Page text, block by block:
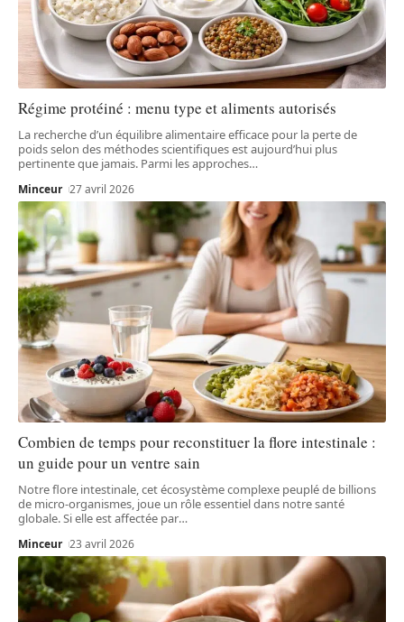
Régime protéiné : menu type et aliments autorisés
La recherche d’un équilibre alimentaire efficace pour la perte de
poids selon des méthodes scientifiques est aujourd’hui plus
pertinente que jamais. Parmi les approches…
Minceur 27 avril 2026
Combien de temps pour reconstituer la flore intestinale :
un guide pour un ventre sain
Notre flore intestinale, cet écosystème complexe peuplé de billions
de micro-organismes, joue un rôle essentiel dans notre santé
globale. Si elle est affectée par…
Minceur 23 avril 2026